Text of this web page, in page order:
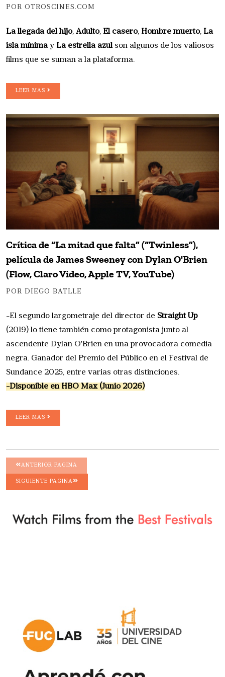
POR OTROSCINES.COM
La llegada del hijo, Adulto, El casero, Hombre muerto, La
isla mínimay La estrella azulson algunos de los valiosos
films que se suman a la plataforma.
LEER MAS
Crítica de “La mitad que falta” (“Twinless”),
película de James Sweeney con Dylan O'Brien
(Flow, Claro Video, Apple TV, YouTube)
POR DIEGO BATLLE
-El segundo largometraje del director de Straight Up
(2019) lo tiene también como protagonista junto al
ascendente Dylan O'Brien en una provocadora comedia
negra. Ganador del Premio del Público en el Festival de
Sundance 2025, entre varias otras distinciones.
-Disponible en HBO Max (Junio 2026)
LEER MAS
ANTERIOR PAGINA
SIGUIENTE PAGINA